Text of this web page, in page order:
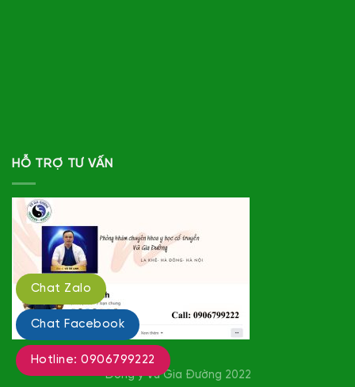
HỖ TRỢ TƯ VẤN
Đông y Vũ Gia Đường 2022
Chat Zalo
Chat Facebook
Hotline: 0906799222